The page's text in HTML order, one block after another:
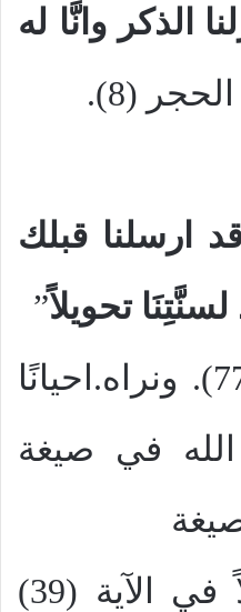
الذكر وانَّا له
(8).
ارسلنا قبلك
تحويلاً”
سورة الاسراء (77). ونراه.احيانًا
في صيغة
الجمع.كقوله مثلاً في الآية (39)